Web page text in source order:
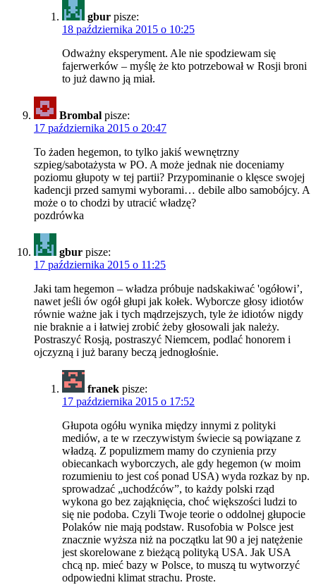
gbur pisze:
18 października 2015 o 10:25
Odważny eksperyment. Ale nie spodziewam się
fajerwerków – myślę że kto potrzebował w Rosji broni
to już dawno ją miał.
Brombal pisze:
17 października 2015 o 20:47
To żaden hegemon, to tylko jakiś wewnętrzny
szpieg/sabotażysta w PO. A może jednak nie doceniamy
poziomu głupoty w tej partii? Przypominanie o klęsce swojej
kadencji przed samymi wyborami… debile albo samobójcy. A
może o to chodzi by utracić władzę?
pozdrówka
gbur pisze:
17 października 2015 o 11:25
Jaki tam hegemon – władza próbuje nadskakiwać 'ogółowi’,
nawet jeśli ów ogół głupi jak kołek. Wyborcze głosy idiotów
równie ważne jak i tych mądrzejszych, tyle że idiotów nigdy
nie braknie a i łatwiej zrobić żeby głosowali jak należy.
Postraszyć Rosją, postraszyć Niemcem, podlać honorem i
ojczyzną i już barany beczą jednogłośnie.
franek pisze:
17 października 2015 o 17:52
Głupota ogółu wynika między innymi z polityki
mediów, a te w rzeczywistym świecie są powiązane z
władzą. Z populizmem mamy do czynienia przy
obiecankach wyborczych, ale gdy hegemon (w moim
rozumieniu to jest coś ponad USA) wyda rozkaz by np.
sprowadzać „uchodźców”, to każdy polski rząd
wykona go bez zająknięcia, choć większości ludzi to
się nie podoba. Czyli Twoje teorie o oddolnej głupocie
Polaków nie mają podstaw. Rusofobia w Polsce jest
znacznie wyższa niż na początku lat 90 a jej natężenie
jest skorelowane z bieżącą polityką USA. Jak USA
chcą np. mieć bazy w Polsce, to muszą tu wytworzyć
odpowiedni klimat strachu. Proste.